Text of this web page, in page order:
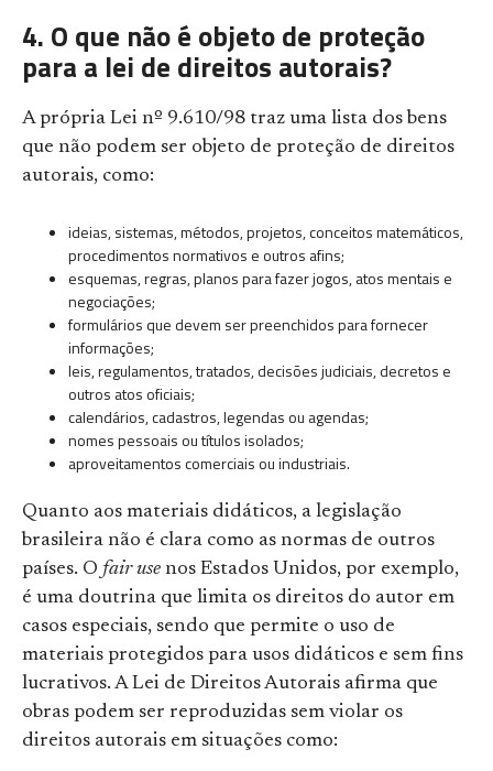
4. O que não é objeto de proteção
para a lei de direitos autorais?
A própria Lei nº 9.610/98 traz uma lista dos bens
que não podem ser objeto de proteção de direitos
autorais, como:
ideias, sistemas, métodos, projetos, conceitos matemáticos,
procedimentos normativos e outros afins;
esquemas, regras, planos para fazer jogos, atos mentais e
negociações;
formulários que devem ser preenchidos para fornecer
informações;
leis, regulamentos, tratados, decisões judiciais, decretos e
outros atos oficiais;
calendários, cadastros, legendas ou agendas;
nomes pessoais ou títulos isolados;
aproveitamentos comerciais ou industriais.
Quanto aos materiais didáticos, a legislação
brasileira não é clara como as normas de outros
países. O fair use nos Estados Unidos, por exemplo,
é uma doutrina que limita os direitos do autor em
casos especiais, sendo que permite o uso de
materiais protegidos para usos didáticos e sem fins
lucrativos. A Lei de Direitos Autorais afirma que
obras podem ser reproduzidas sem violar os
direitos autorais em situações como: